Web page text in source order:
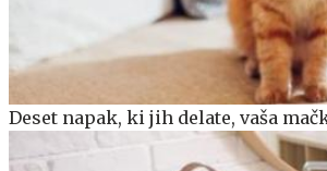
Deset napak, ki jih delate, vaša